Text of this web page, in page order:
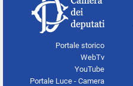
Portale storico
WebTv
YouTube
Portale Luce - Camera